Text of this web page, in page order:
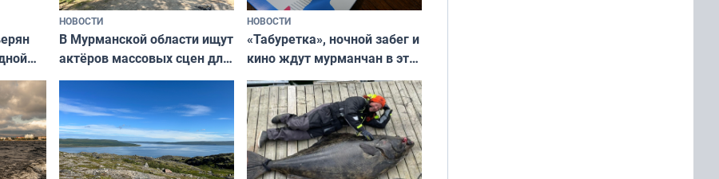
НОВОСТИ
В Мурманской области ищут
актёров массовых сцен для
съёмок в
короткометражном фильме
НОВОСТИ
«Табуретка», ночной забег и
кино ждут мурманчан в эти
выходные